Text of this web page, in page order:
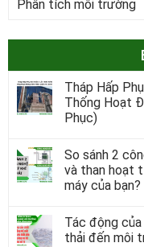
Phân tích môi trường
Tháp Hấp
Thống Hoạt
Phục)
So sánh 2
và than hoạt
máy của bạn?
Tác động
thải đến môi